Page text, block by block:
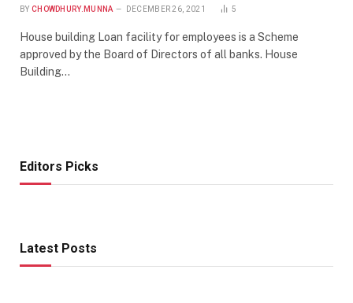
BY CHOWDHURY.MUNNA DECEMBER 26, 2021 5
House building Loan facility for employees is a Scheme
approved by the Board of Directors of all banks. House
Building…
Editors Picks
Latest Posts